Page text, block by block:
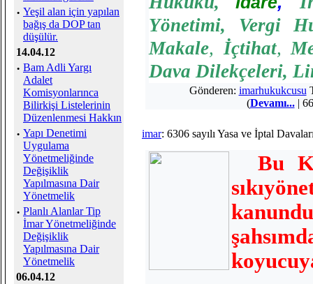
· Yeşil alan için yapılan
bağış da DOP tan
düşülür.
14.04.12
· Bam Adli Yargı
Adalet
Komisyonlarınca
Bilirkişi Listelerinin
Düzenlenmesi Hakkın
· Yapı Denetimi
Uygulama
Yönetmeliğinde
Değişiklik
Yapılmasına Dair
Yönetmelik
· Planlı Alanlar Tip
İmar Yönetmeliğinde
Değişiklik
Yapılmasına Dair
Yönetmelik
06.04.12
Yönetimi, Vergi
Makale, İçtihat,
Dava Dilekçeleri,
Gönderen: imarhukukcusu
(Devamı...|
imar: 6306 sayılı Yasa ve İptal
Bu